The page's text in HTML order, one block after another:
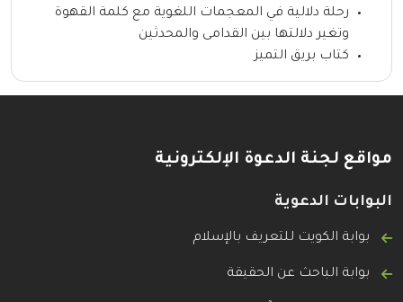
رحلة دلالية في المعجمات اللغوية مع كلمة القهوة
وتغير دلالتها بين القدامى والمحدثين
كتاب بريق التميز
مواقع لجنة الدعوة الإلكترونية
البوابات الدعوية
بوابة الكويت للتعريف بالإسلام
بوابة الباحث عن الحقيقة